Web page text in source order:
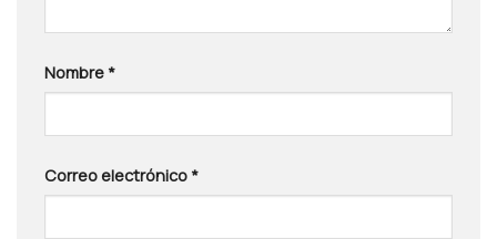
Nombre *
Correo electrónico *